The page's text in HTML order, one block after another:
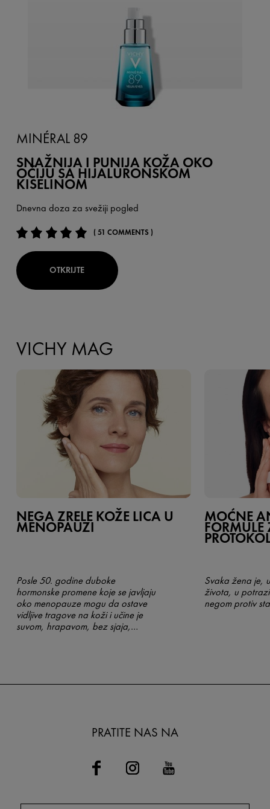
MINÉRAL 89
SNAŽNIJA I PUNIJA KOŽA OKO
OČIJU SA HIJALURONSKOM
KISELINOM
Dnevna doza za svežiji pogled
( 51 COMMENTS )
OTKRIJTE
VICHY MAG
NEGA ZRELE KOŽE LICA U
MENOPAUZI
Posle 50. godine duboke
hormonske promene koje se javljaju
oko menopauze mogu da ostave
vidljive tragove na koži i učine je
suvom, hrapavom, bez sjaja,
života.
MOĆNE
FORMULE
Svaka žena je,
života, u
negom protiv
PRATITE NAS NA